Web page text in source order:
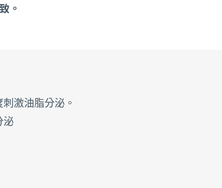
。
激油脂分泌。
泌